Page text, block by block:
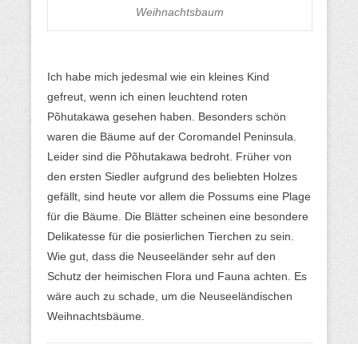
Weihnachtsbaum
Ich habe mich jedesmal wie ein kleines Kind
gefreut, wenn ich einen leuchtend roten
Põhutakawa gesehen haben. Besonders schön
waren die Bäume auf der Coromandel Peninsula.
Leider sind die Põhutakawa bedroht. Früher von
den ersten Siedler aufgrund des beliebten Holzes
gefällt, sind heute vor allem die Possums eine Plage
für die Bäume. Die Blätter scheinen eine besondere
Delikatesse für die posierlichen Tierchen zu sein.
Wie gut, dass die Neuseeländer sehr auf den
Schutz der heimischen Flora und Fauna achten. Es
wäre auch zu schade, um die Neuseeländischen
Weihnachtsbäume.